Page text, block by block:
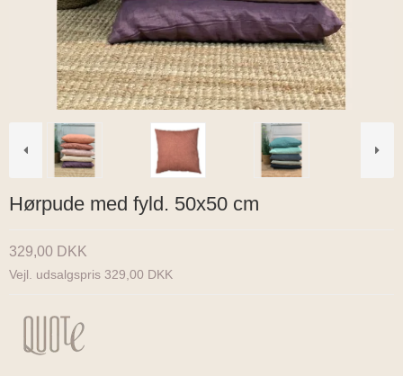
Hørpude med fyld. 50x50 cm
329,00 DKK
Vejl. udsalgspris 329,00 DKK